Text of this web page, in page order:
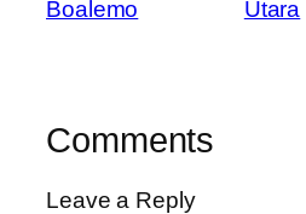
Boalemo
Utara
Comments
Leave a Reply